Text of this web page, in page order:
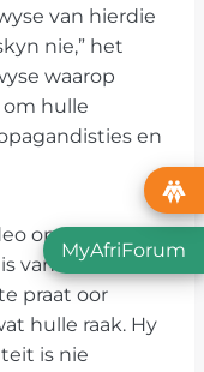
van hierdie
nie,” het
waarop
hulle
en
op die Matie
van die video.
praat oor
hulle raak. Hy
is nie
MyAfriForum